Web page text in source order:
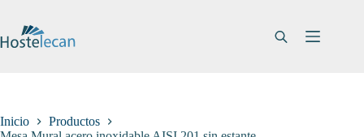
contenido
Inicio
Productos